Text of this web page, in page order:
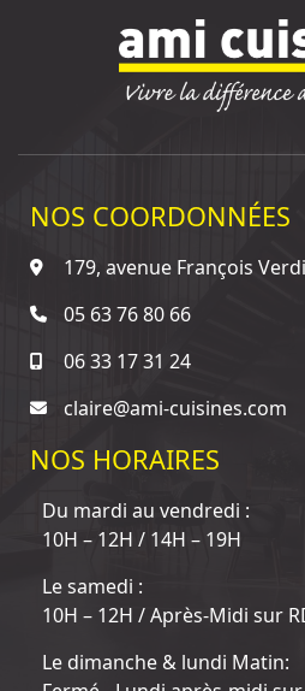
NOS COORDONNÉES
179, avenue François
05 63 76 80 66
06 33 17 31 24
claire@ami-cuisines.com
NOS HORAIRES
Du mardi au vendredi :
10H – 12H / 14H – 19H
Le samedi :
10H – 12H / Après-Midi sur
Le dimanche & lundi Matin: